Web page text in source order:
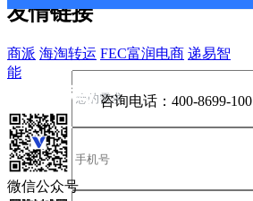
友情链接
商派 海淘转运 FEC富润电商 递易智
能
咨询电话： 400-8699-100
微信公众号